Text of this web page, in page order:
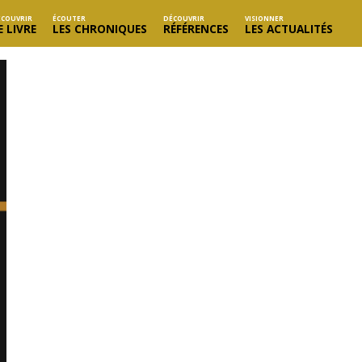
LIVRE
ÉCOUTER
LES CHRONIQUES
DÉCOUVRIR
RÉFÉRENCES
VISIONNER
LES ACTUALITÉS